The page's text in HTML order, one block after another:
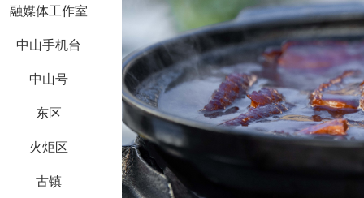
融媒体工作室
中山手机台
中山号
东区
火炬区
古镇